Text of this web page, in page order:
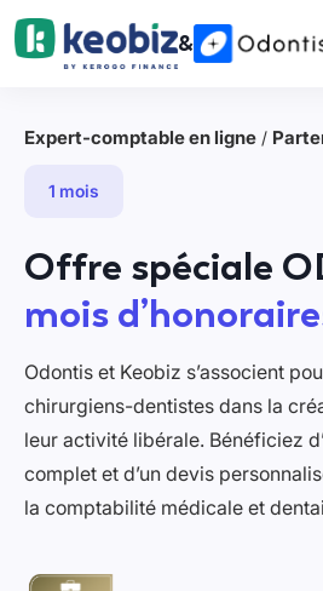
&
Expert-comptable en ligne /
1 mois
Offre spéciale
mois
Odontis et Keobiz s’associent
chirurgiens-dentistes dans la
leur activité libérale. Bénéficiez
complet et d’un devis
la comptabilité médicale et